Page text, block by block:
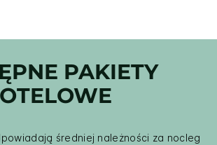
PAKIETY
średniej należności za nocleg